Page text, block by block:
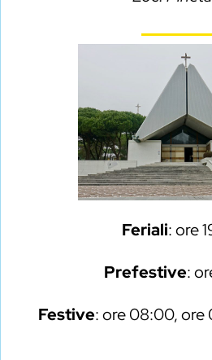
Feriali: ore
Prefestive:
Festive: ore 08:00, ore